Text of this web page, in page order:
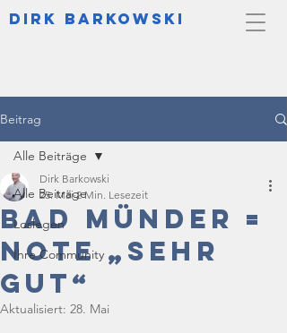
DIrk Barkowski
Beitrag
Alle Beiträge
Loslegen
Ihre Community
Alle Beiträge
Bad Münder =
Note „sehr
gut“
Dirk Barkowski
25. Mai 2 Min. Lesezeit
Aktualisiert: 28. Mai